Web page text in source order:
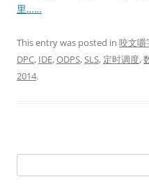
里……
This entry was posted in 咬文嚼
DPC, IDE,ODPS,SLS, 定时调度,
2014.
for: